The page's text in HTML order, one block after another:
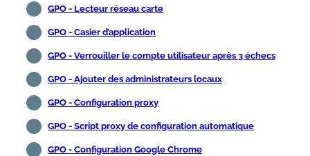
GPO - Lecteur réseau carte
GPO - Casier d’application
GPO - Verrouiller le compte utilisateur après 3 échecs
GPO - Ajouter des administrateurs locaux
GPO - Configuration proxy
GPO - Script proxy de configuration automatique
GPO - Configuration Google Chrome